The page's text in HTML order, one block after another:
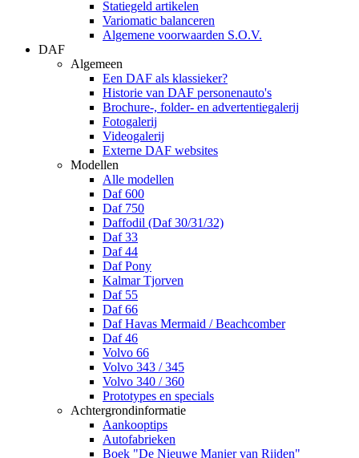
Statiegeld artikelen
Variomatic balanceren
Algemene voorwaarden S.O.V.
DAF
Algemeen
Een DAF als klassieker?
Historie van DAF personenauto's
Brochure-, folder- en advertentiegalerij
Fotogalerij
Videogalerij
Externe DAF websites
Modellen
Alle modellen
Daf 600
Daf 750
Daffodil (Daf 30/31/32)
Daf 33
Daf 44
Daf Pony
Kalmar Tjorven
Daf 55
Daf 66
Daf Havas Mermaid / Beachcomber
Daf 46
Volvo 66
Volvo 343 / 345
Volvo 340 / 360
Prototypes en specials
Achtergrondinformatie
Aankooptips
Autofabrieken
Boek "De Nieuwe Manier van Rijden"